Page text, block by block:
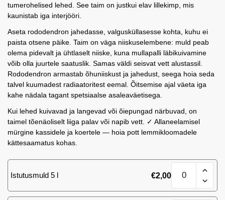
tumerohelised lehed. See taim on justkui elav lillekimp, mis
kaunistab iga interjööri.
Aseta rododendron jahedasse, valgusküllasesse kohta, kuhu ei
paista otsene päike. Taim on väga niiskuselembene: muld peab
olema pidevalt ja ühtlaselt niiske, kuna mullapalli läbikuivamine
võib olla juurtele saatuslik. Samas väldi seisvat vett alustassil.
Rododendron armastab õhuniiskust ja jahedust, seega hoia seda
talvel kuumadest radiaatoritest eemal. Õitsemise ajal väeta iga
kahe nädala tagant spetsiaalse asaleaväetisega.
Kui lehed kuivavad ja langevad või õiepungad närbuvad, on
taimel tõenäoliselt liiga palav või napib vett. ✓ Allaneelamisel
mürgine kassidele ja koertele — hoia pott lemmikloomadele
kättesaamatus kohas.
Istutusmuld 5 l €2,00
Rododendron
kogus